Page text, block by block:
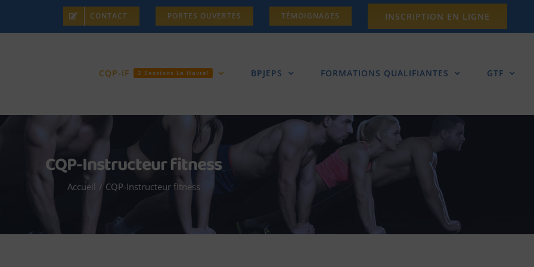
CONTACT PORTES OUVERTES TÉMOIGNAGES INSCRIPTION EN LIGNE
CQP-IF 2 Sessions Le Havre! BPJEPS FORMATIONS QUALIFIANTES GTF
CQP-Instructeur fitness
Accueil / CQP-Instructeur fitness